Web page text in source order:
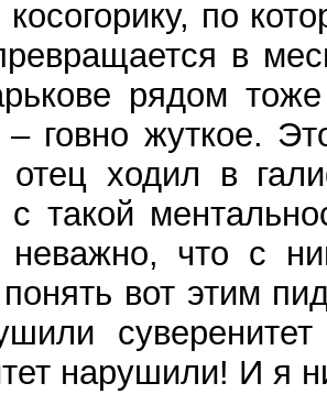
косогорику, по
в
рядом
говно жуткое.
отец ходил в
такой
неважно, что с
понять вот этим
нарушили! И я